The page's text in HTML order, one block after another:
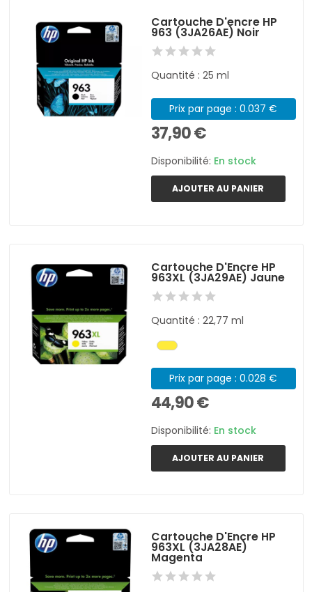
Cartouche D'encre HP
963 (3JA26AE) Noir
Quantité : 25 ml
Prix par page : 0.037 €
37,90 €
Disponibilité: En stock
AJOUTER AU PANIER
Cartouche D'Encre HP
963XL (3JA29AE) Jaune
Quantité : 22,77 ml
Prix par page : 0.028 €
44,90 €
Disponibilité: En stock
AJOUTER AU PANIER
Cartouche D'Encre HP
963XL (3JA28AE)
Magenta